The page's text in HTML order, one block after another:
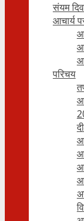
संयम
आचार्य
परिचय